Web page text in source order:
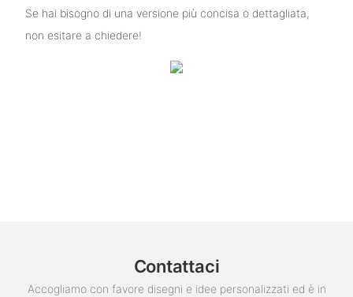
Se hai bisogno di una versione più concisa o dettagliata,
non esitare a chiedere!
Contattaci
Accogliamo con favore disegni e idee personalizzati ed è in